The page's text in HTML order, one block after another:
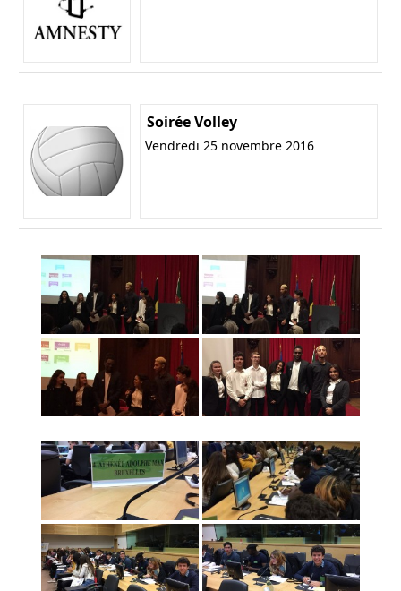
Soirée Volley
Vendredi 25 novembre 2016